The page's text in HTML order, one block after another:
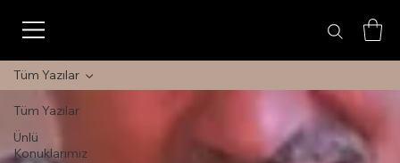
Tüm Yazılar
Ünlü
Konuklarımız
Tüm Yazılar